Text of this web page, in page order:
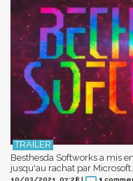
Besthesda Softworks a mis
jusqu'au rachat par Microsoft.
10/03/2021, 07:28 | 1